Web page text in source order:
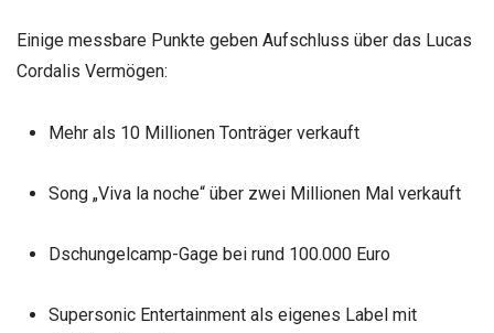
Einige messbare Punkte geben Aufschluss über das Lucas
Cordalis Vermögen:
Mehr als 10 Millionen Tonträger verkauft
Song „Viva la noche“ über zwei Millionen Mal verkauft
Dschungelcamp-Gage bei rund 100.000 Euro
Supersonic Entertainment als eigenes Label mit